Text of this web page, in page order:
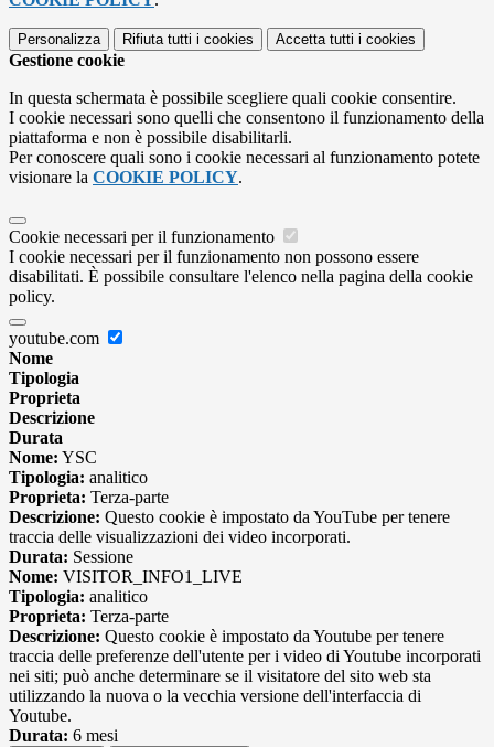
Personalizza Rifiuta tutti i cookies Accetta tutti i cookies
Gestione cookie
In questa schermata è possibile scegliere quali cookie consentire.
I cookie necessari sono quelli che consentono il funzionamento della
piattaforma e non è possibile disabilitarli.
Per conoscere quali sono i cookie necessari al funzionamento potete
visionare la COOKIE POLICY.
Cookie necessari per il funzionamento
I cookie necessari per il funzionamento non possono essere
disabilitati. È possibile consultare l'elenco nella pagina della cookie
policy.
youtube.com
Nome
Tipologia
Proprieta
Descrizione
Durata
Nome: YSC
Tipologia: analitico
Proprieta: Terza-parte
Descrizione: Questo cookie è impostato da YouTube per tenere
traccia delle visualizzazioni dei video incorporati.
Durata: Sessione
Nome: VISITOR_INFO1_LIVE
Tipologia: analitico
Proprieta: Terza-parte
Descrizione: Questo cookie è impostato da Youtube per tenere
traccia delle preferenze dell'utente per i video di Youtube incorporati
nei siti; può anche determinare se il visitatore del sito web sta
utilizzando la nuova o la vecchia versione dell'interfaccia di
Youtube.
Durata: 6 mesi